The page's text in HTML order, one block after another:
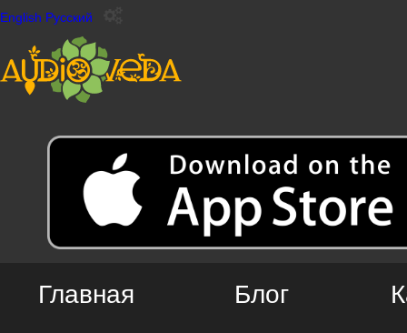
English Русский
Главная Блог